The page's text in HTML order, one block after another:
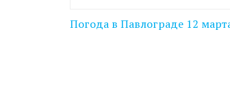
Навігація
Погода в Павлограде 12